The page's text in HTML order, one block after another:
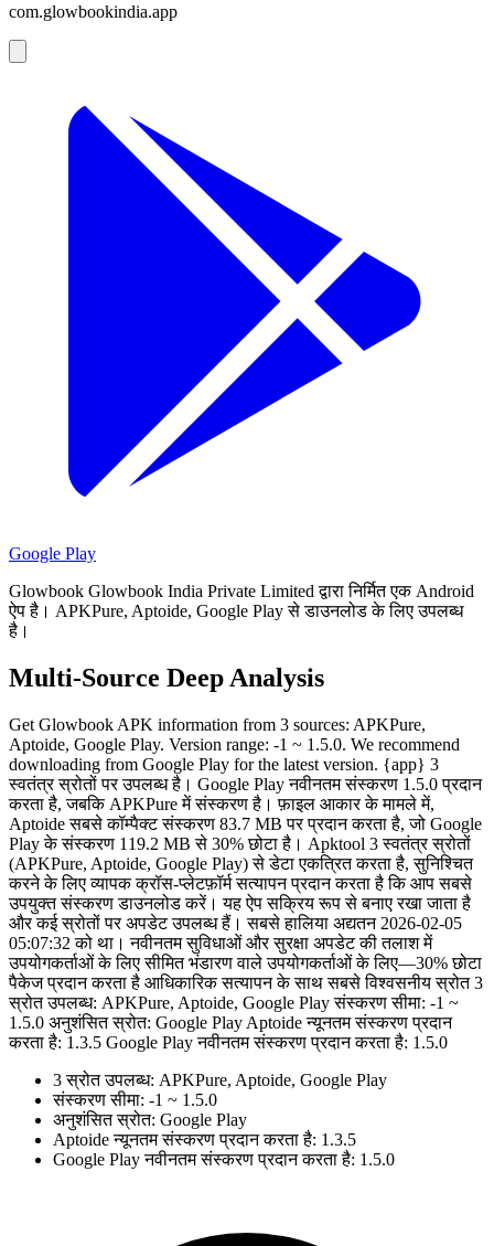
com.glowbookindia.app
Google Play
Glowbook Glowbook India Private Limited द्वारा निर्मित एक Android
ऐप है। APKPure, Aptoide, Google Play से डाउनलोड के लिए उपलब्ध
है।
Multi-Source Deep Analysis
Get Glowbook APK information from 3 sources: APKPure,
Aptoide, Google Play. Version range: -1 ~ 1.5.0. We recommend
downloading from Google Play for the latest version. {app} 3
स्वतंत्र स्रोतों पर उपलब्ध है। Google Play नवीनतम संस्करण 1.5.0 प्रदान
करता है, जबकि APKPure में संस्करण है। फ़ाइल आकार के मामले में,
Aptoide सबसे कॉम्पैक्ट संस्करण 83.7 MB पर प्रदान करता है, जो Google
Play के संस्करण 119.2 MB से 30% छोटा है। Apktool 3 स्वतंत्र स्रोतों
(APKPure, Aptoide, Google Play) से डेटा एकत्रित करता है, सुनिश्चित
करने के लिए व्यापक क्रॉस-प्लेटफ़ॉर्म सत्यापन प्रदान करता है कि आप सबसे
उपयुक्त संस्करण डाउनलोड करें। यह ऐप सक्रिय रूप से बनाए रखा जाता है
और कई स्रोतों पर अपडेट उपलब्ध हैं। सबसे हालिया अद्यतन 2026-02-05
05:07:32 को था। नवीनतम सुविधाओं और सुरक्षा अपडेट की तलाश में
उपयोगकर्ताओं के लिए सीमित भंडारण वाले उपयोगकर्ताओं के लिए—30% छोटा
पैकेज प्रदान करता है आधिकारिक सत्यापन के साथ सबसे विश्वसनीय स्रोत 3
स्रोत उपलब्ध: APKPure, Aptoide, Google Play संस्करण सीमा: -1 ~
1.5.0 अनुशंसित स्रोत: Google Play Aptoide न्यूनतम संस्करण प्रदान
करता है: 1.3.5 Google Play नवीनतम संस्करण प्रदान करता है: 1.5.0
3 स्रोत उपलब्ध: APKPure, Aptoide, Google Play
संस्करण सीमा: -1 ~ 1.5.0
अनुशंसित स्रोत: Google Play
Aptoide न्यूनतम संस्करण प्रदान करता है: 1.3.5
Google Play नवीनतम संस्करण प्रदान करता है: 1.5.0